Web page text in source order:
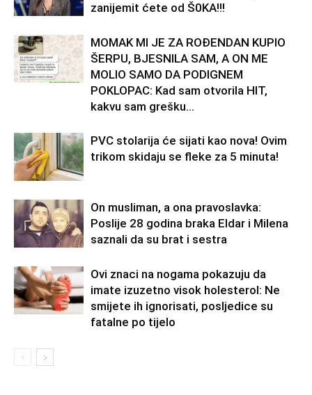
zanijemit ćete od Š0KA!!!
MOMAK MI JE ZA ROĐENDAN KUPIO
ŠERPU, BJESNILA SAM, A ON ME
MOLIO SAMO DA PODIGNEM
POKLOPAC: Kad sam otvorila HIT,
kakvu sam grešku...
PVC stolarija će sijati kao nova! Ovim
trikom skidaju se fleke za 5 minuta!
On musliman, a ona pravoslavka:
Poslije 28 godina braka Eldar i Milena
saznali da su brat i sestra
Ovi znaci na nogama pokazuju da
imate izuzetno visok holesterol: Ne
smijete ih ignorisati, posljedice su
fatalne po tijelo